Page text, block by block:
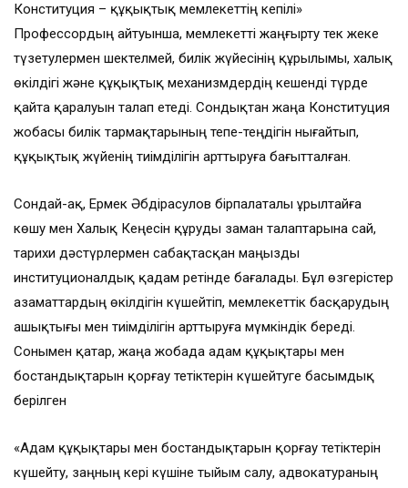
Конституция – құқықтық мемлекеттің кепілі»
Профессордың айтуынша, мемлекетті жаңғырту тек жеке
түзетулермен шектелмей, билік жүйесінің құрылымы, халық
өкілдігі және құқықтық механизмдердің кешенді түрде
қайта қаралуын талап етеді. Сондықтан жаңа Конституция
жобасы билік тармақтарының тепе-теңдігін нығайтып,
құқықтық жүйенің тиімділігін арттыруға бағытталған.
Сондай-ақ, Ермек Әбдірасулов бірпалаталы Құрылтайға
көшу мен Халық Кеңесін құруды заман талаптарына сай,
тарихи дәстүрлермен сабақтасқан маңызды
институционалдық қадам ретінде бағалады. Бұл өзгерістер
азаматтардың өкілдігін күшейтіп, мемлекеттік басқарудың
ашықтығы мен тиімділігін арттыруға мүмкіндік береді.
Сонымен қатар, жаңа жобада адам құқықтары мен
бостандықтарын қорғау тетіктерін күшейтуге басымдық
берілген
«Адам құқықтары мен бостандықтарын қорғау тетіктерін
күшейту, заңның кері күшіне тыйым салу, адвокатураның